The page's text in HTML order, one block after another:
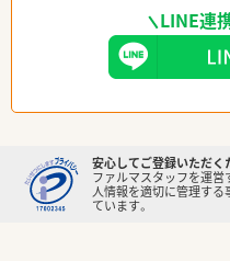
LINE連
安心してご登録いただく
ファルマスタッフを運営
人情報を適切に管理す
ています。